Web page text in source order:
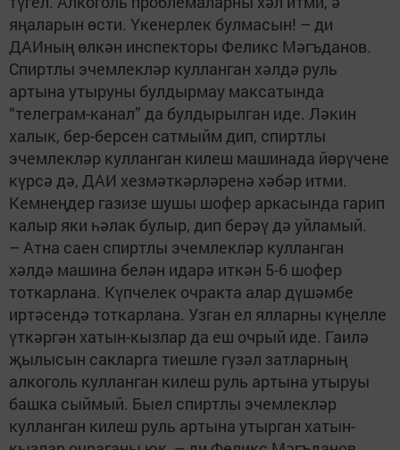
яңаларын өсти. Үкенерлек булмасын! – ди
ДАИның өлкән инспекторы Феликс Мәгъданов.
Спиртлы эчемлекләр кулланган хәлдә руль
артына утыруны булдырмау максатында
“телеграм-канал” да булдырылган иде. Ләкин
халык, бер-берсен сатмыйм дип, спиртлы
эчемлекләр кулланган килеш машинада йөрүчене
күрсә дә, ДАИ хезмәткәрләренә хәбәр итми.
Кемнеңдер газизе шушы шофер аркасында гарип
калыр яки һәлак булыр, дип берәү дә уйламый.
– Атна саен спиртлы эчемлекләр кулланган
хәлдә машина белән идарә иткән 5-6 шофер
тоткарлана. Күпчелек очракта алар дүшәмбе
иртәсендә тоткарлана. Узган ел ялларны күңелле
үткәргән хатын-кызлар да еш очрый иде. Гаилә
җылысын сакларга тиешле гүзәл затларның
алкоголь кулланган килеш руль артына утыруы
башка сыймый. Быел спиртлы эчемлекләр
кулланган килеш руль артына утырган хатын-